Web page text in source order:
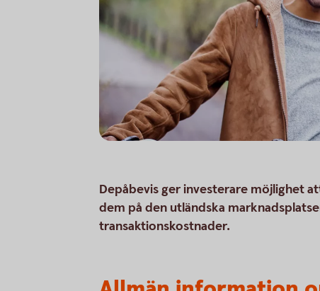
Depåbevis ger investerare möjlighet
dem på den utländska
transaktionskostnader.